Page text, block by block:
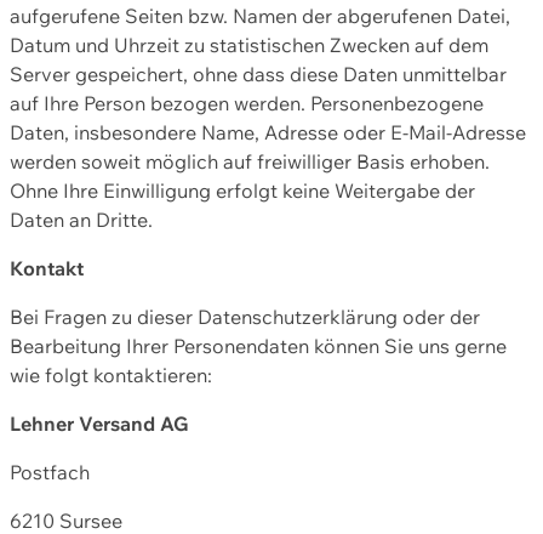
aufgerufene Seiten bzw. Namen der abgerufenen Datei,
Datum und Uhrzeit zu statistischen Zwecken auf dem
Server gespeichert, ohne dass diese Daten unmittelbar
auf Ihre Person bezogen werden. Personenbezogene
Daten, insbesondere Name, Adresse oder E-Mail-Adresse
werden soweit möglich auf freiwilliger Basis erhoben.
Ohne Ihre Einwilligung erfolgt keine Weitergabe der
Daten an Dritte.
Kontakt
Bei Fragen zu dieser Datenschutzerklärung oder der
Bearbeitung Ihrer Personendaten können Sie uns gerne
wie folgt kontaktieren:
Lehner Versand AG
Postfach
6210 Sursee